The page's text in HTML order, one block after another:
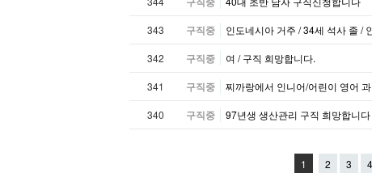
343 구직중 인도네시아 거주 / 34세 석사 졸 /
342 구직중 여 / 구직 희망합니다.
341 구직중 찌까랑에서 인니어/어린이 영어
340 구직중 97년생 생산관리 구직 희망합니다
1 2 3 4